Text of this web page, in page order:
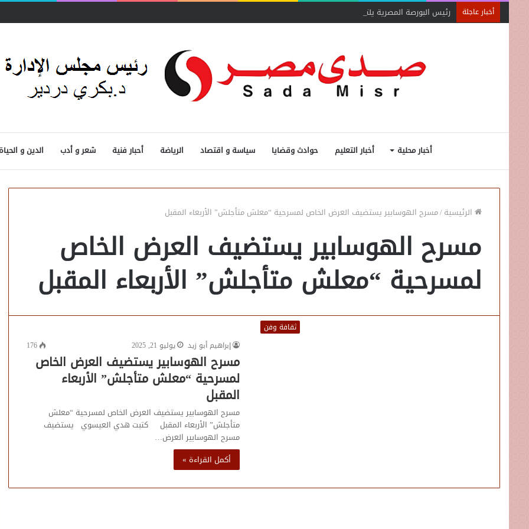
أخبار عاجلة رئيس البورصة المصرية يلتقي رئيس جهاز التمثيل التجاري
أخبار محلية أخبار التعليم حوادث وقضايا سياسة و اقتصاد الرياضة أحبار فنية شعر و أدب الدين و الحياة
الرئيسية/مسرح الهوسابير يستضيف العرض الخاص لمسرحية “معلش متأجلش” الأربعاء المقبل
مسرح الهوسابير يستضيف العرض الخاص
لمسرحية “معلش متأجلش” الأربعاء المقبل
ثقافة وفن
إبراهيم أبو زيد
يوليو 21, 2025 176
مسرح الهوسابير يستضيف العرض الخاص
لمسرحية “معلش متأجلش” الأربعاء
المقبل
مسرح الهوسابير يستضيف العرض الخاص لمسرحية “معلش
متأجلش” الأربعاء المقبل كتبت هدي العيسوي يستضيف
مسرح الهوسابير العرض…
أكمل القراءة »